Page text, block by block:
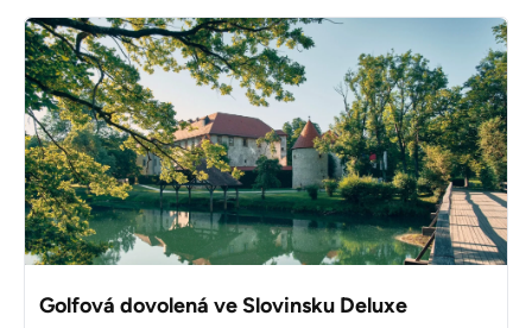
Golfová dovolená ve Slovinsku Deluxe